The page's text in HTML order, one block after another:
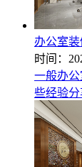
办公室装
时间：
一般办
些经验分